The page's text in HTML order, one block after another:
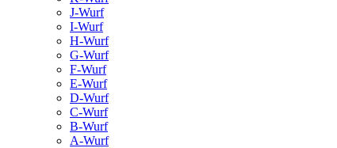
J-Wurf
I-Wurf
H-Wurf
G-Wurf
F-Wurf
E-Wurf
D-Wurf
C-Wurf
B-Wurf
A-Wurf